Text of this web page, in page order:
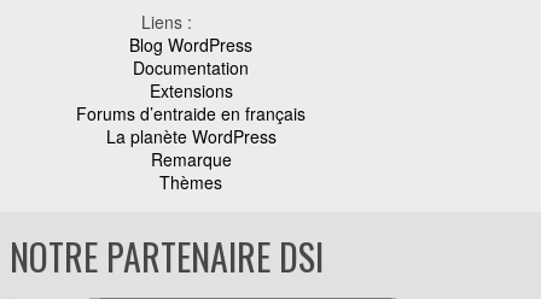
Liens :
Blog WordPress
Documentation
Extensions
Forums d’entraide en français
La planète WordPress
Remarque
Thèmes
NOTRE PARTENAIRE DSI